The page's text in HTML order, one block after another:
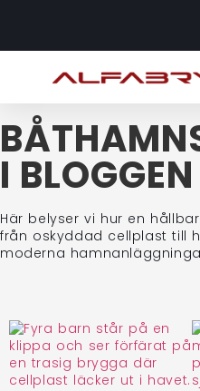
I
Här belyser vi hur en hållbar
från oskyddad cellplast till
moderna